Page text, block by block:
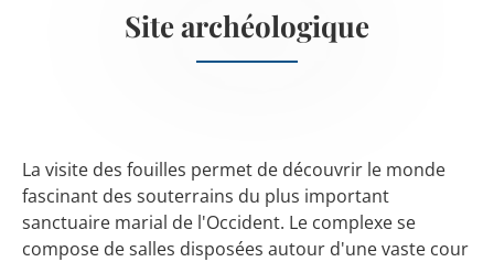
Site archéologique
La visite des fouilles permet de découvrir le monde
fascinant des souterrains du plus important
sanctuaire marial de l'Occident. Le complexe se
compose de salles disposées autour d'une vaste cour